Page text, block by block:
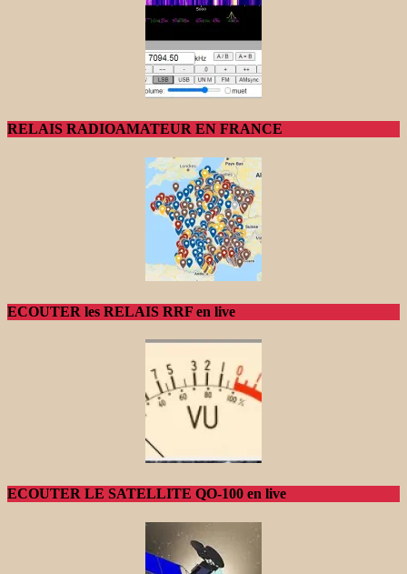
RELAIS RADIOAMATEUR EN FRANCE
ECOUTER les RELAIS RRF en live
ECOUTER LE SATELLITE QO-100 en live